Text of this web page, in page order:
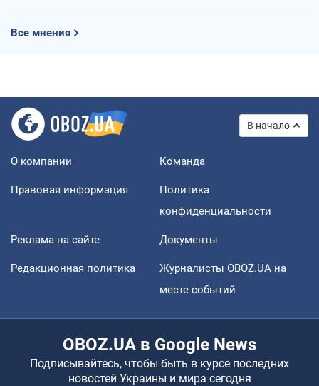
Все мнения
В начало
О компании Команда
Правовая информация
Политика
конфиденциальности
Реклама на сайте Документы
Редакционная политика
Журналисты OBOZ.UA на
месте событий
OBOZ.UA в Google News
Подписывайтесь, чтобы быть в курсе последних
новостей Украины и мира сегодня